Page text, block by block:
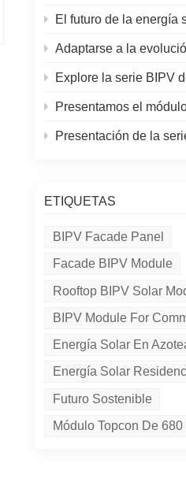
El futuro de la energía solar: el panel solar S-Elite Plus de
Adaptarse a la evolución del mercado solar: la estrategia de
Explore la serie BIPV de SpolarPV: soluciones solares innovadoras para la
Presentamos el módulo fotovoltaico S-elite Plus de SpolarPV: generación de energía de
Presentación de la serie S-lite de SpolarPV: paneles solares de
ETIQUETAS
BIPV Facade Panel
Facade BIPV Module
Rooftop BIPV Solar
BIPV Module For
Energía Solar En
Energía Solar
Futuro Sostenible
Módulo Topcon De 680